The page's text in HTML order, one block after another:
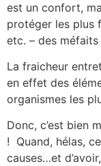
est un confort,
protéger les plus
etc. – des méfaits
La fraicheur
en effet des
organismes les
Donc, c’est bien
! Quand, hélas,
causes…et